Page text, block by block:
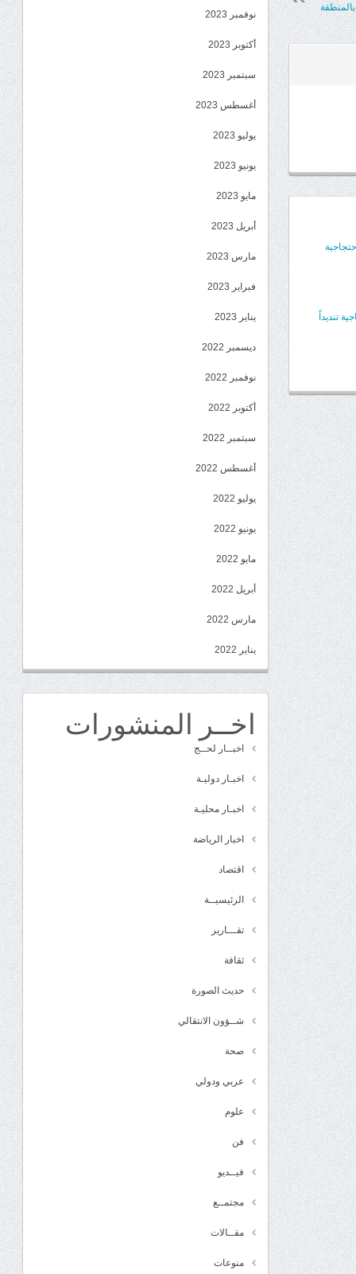
بالمنطقة
تنديداً
نوفمبر 2023
أكتوبر 2023
سبتمبر 2023
أغسطس 2023
يوليو 2023
يونيو 2023
مايو 2023
أبريل 2023
مارس 2023
فبراير 2023
يناير 2023
ديسمبر 2022
نوفمبر 2022
أكتوبر 2022
سبتمبر 2022
أغسطس 2022
يوليو 2022
يونيو 2022
مايو 2022
أبريل 2022
مارس 2022
يناير 2022
اخــر المنشورات
اخبــار لحــج
اخبـار دوليـة
اخبـار محليـة
اخبار الرياضة
اقتصاد
الرئيسيــة
تقـــارير
ثقافة
حديث الصورة
شــؤون الانتقالي
صحة
عربي ودولي
علوم
فن
فيــديو
مجتمــع
مقــالات
منوعات